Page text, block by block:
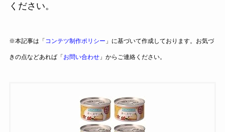
ください。
※本記事は「 コンテツ制作ポリシー 」に基づいて作成しております。お気づ
きの点などあれば「お問い合わせ」からご連絡ください。